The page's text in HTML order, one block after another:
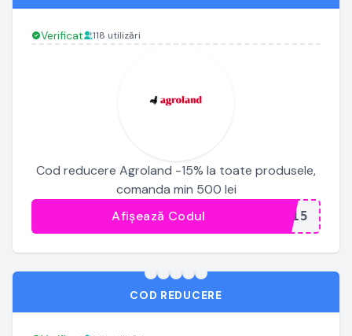
Verificat 118 utilizări
Cod reducere Agroland -15% la toate produsele,
comanda min 500 lei
...P15
Afișează Codul
COD REDUCERE